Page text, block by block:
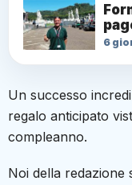
6
Un successo
regalo anticipato
compleanno.
Noi della redazione